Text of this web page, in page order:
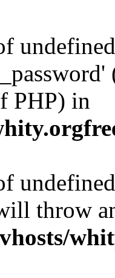
PHP) in
throw